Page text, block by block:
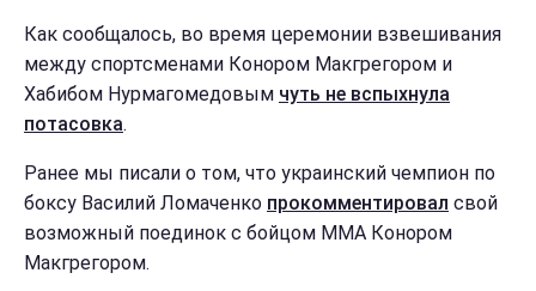
Как сообщалось, во время церемонии взвешивания
между спортсменами Конором Макгрегором и
Хабибом Нурмагомедовым чуть не вспыхнула
потасовка.
Ранее мы писали о том, что украинский чемпион по
боксу Василий Ломаченко прокомментировал свой
возможный поединок с бойцом ММА Конором
Макгрегором.